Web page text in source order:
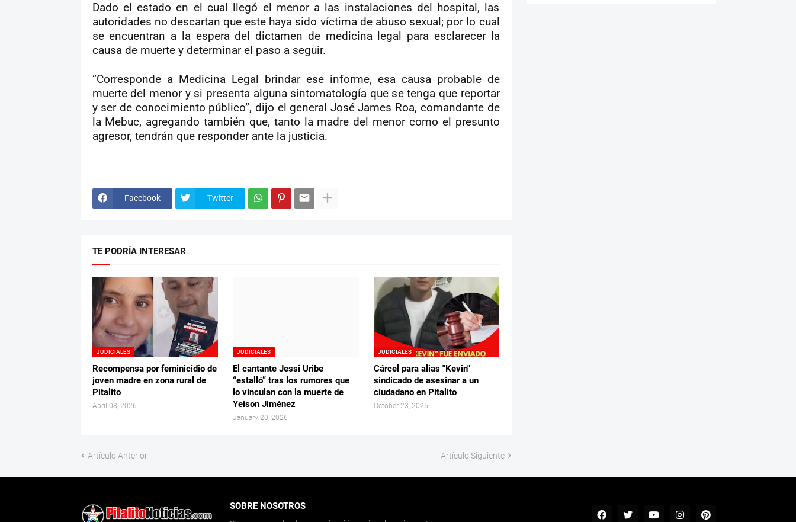
Dado el estado en el cual llegó el menor a las instalaciones del hospital, las
autoridades no descartan que este haya sido víctima de abuso sexual; por lo cual
se encuentran a la espera del dictamen de medicina legal para esclarecer la
causa de muerte y determinar el paso a seguir.
“Corresponde a Medicina Legal brindar ese informe, esa causa probable de
muerte del menor y si presenta alguna sintomatología que se tenga que reportar
y ser de conocimiento público”, dijo el general José James Roa, comandante de
la Mebuc, agregando también que, tanto la madre del menor como el presunto
agresor, tendrán que responder ante la justicia.
Facebook Twitter
TE PODRÍA INTERESAR
JUDICIALES
Recompensa por feminicidio de
joven madre en zona rural de
Pitalito
April 08, 2026
JUDICIALES
El cantante Jessi Uribe
“estalló” tras los rumores que
lo vinculan con la muerte de
Yeison Jiménez
January 20, 2026
JUDICIALES
Cárcel para alias "Kevin"
sindicado de asesinar a un
ciudadano en Pitalito
October 23, 2025
Artículo Anterior Artículo Siguiente
SOBRE NOSOTROS